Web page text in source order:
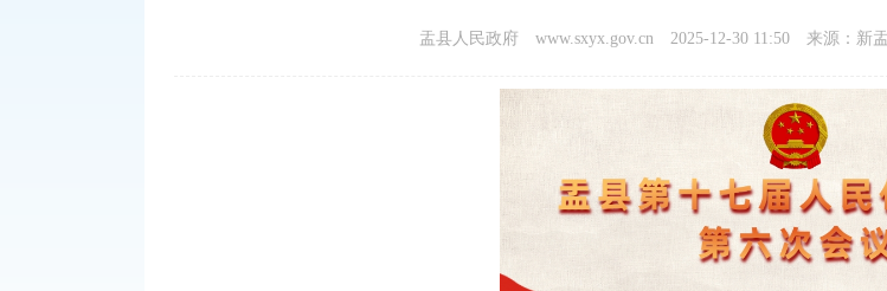
盂县人民政府 www.sxyx.gov.cn 2025-12-30 11:50 来源：新